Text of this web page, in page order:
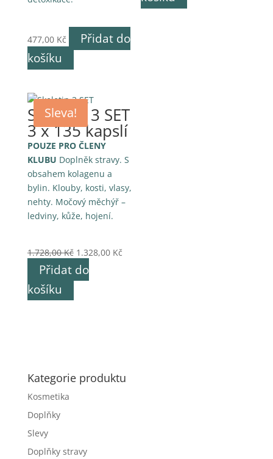
477,00 Kč
Přidat do
košíku
Sleva!
Skeletin 3 SET
3 x 135 kapslí
POUZE PRO ČLENY
KLUBU Doplněk stravy. S
obsahem kolagenu a
bylin. Klouby, kosti, vlasy,
nehty. Močový měchýř –
ledviny, kůže, hojení.
1.728,00Kč Původní
cena
byla:
1.328,00 KčAktuální
Přidat do
košíku
Kategorie produktu
Kosmetika
Doplňky
Slevy
Doplňky stravy